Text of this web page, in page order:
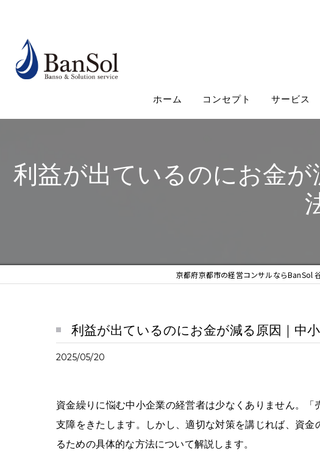
ホーム コンセプト サービス
利益が出ているのにお金
京都府京都市の経営コンサルならBanSol
利益が出ているのにお金が減る原因｜中
2025/05/20
資金繰りに悩む中小企業の経営者は少なくありません。
支障をきたします。しかし、適切な対策を講じれば、資
るための具体的な方法について解説します。